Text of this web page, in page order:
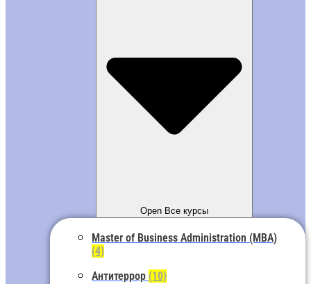
Open Все курсы
Master of Business Administration (MBA)
(4)
Антитеррор (10)